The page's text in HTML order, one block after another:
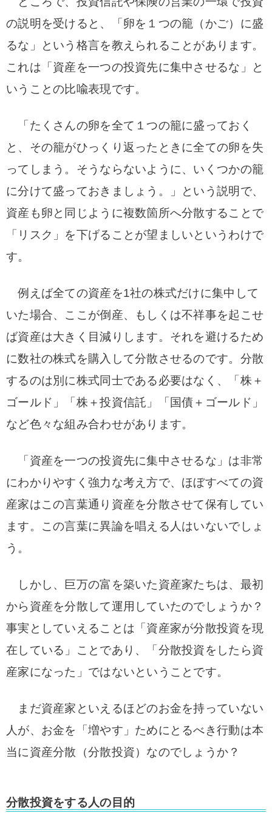
の説明を受けると、「卵を１つの籠（かご）に盛
るな」という格言を教えられることがあります。
これは「資産を一つの投資先に集中させるな」と
いうことの比喩表現です。
「たくさんの卵を全て１つの籠に盛っておく
と、その籠がひっくり返ったときに全ての卵を失
ってしまう。そうならないように、いくつかの籠
に分けて盛っておきましょう。」という説明で、
資産も卵と同じように複数箇所へ分散することで
「リスク」を下げることが望ましいというわけで
す。
例えば全ての資産を1社の株式だけに集中して
いた場合、ここが倒産、もしくは不祥事を起こせ
ば資産は大きく目減りします。それを避けるため
に数社の株式を購入して分散させるのです。分散
するのは別に株式同士である必要はなく、「株＋
ゴールド」「株＋投資信託」「国債＋ゴールド」
など色々な組み合わせがあります。
「資産を一つの投資先に集中させるな」は非常
にわかりやすく強力な考え方で、ほぼすべての資
産家はこの言葉通り資産を分散させて保有してい
ます。この言葉に異論を唱える人はいないでしょ
う。
しかし、巨万の富を築いた資産家たちは、最初
から資産を分散して運用していたのでしょうか？
事実としていえることは「資産家が分散投資を現
在している」ことであり、「分散投資をしたら資
産家になった」ではないということです。
まだ資産家といえるほどのお金を持っていない
人が、お金を「増やす」ためにとるべき行動は本
当に資産分散（分散投資）なのでしょうか？
分散投資をする人の目的